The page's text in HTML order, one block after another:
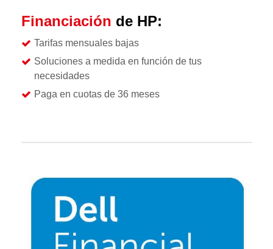
Financiación de HP:
Tarifas mensuales bajas
Soluciones a medida en función de tus
necesidades
Paga en cuotas de 36 meses